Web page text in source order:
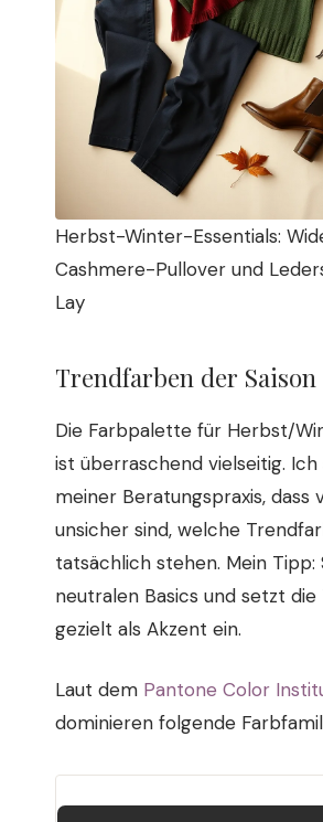
Herbst-Winter-Essentials:
Cashmere-Pullover und
Lay
Trendfarben der Saison
Die Farbpalette für Herbst/
ist überraschend vielseitig. Ich
meiner Beratungspraxis, dass
unsicher sind, welche
tatsächlich stehen. Mein
neutralen Basics und setzt
gezielt als Akzent ein.
Laut dem Pantone Color
dominieren folgende